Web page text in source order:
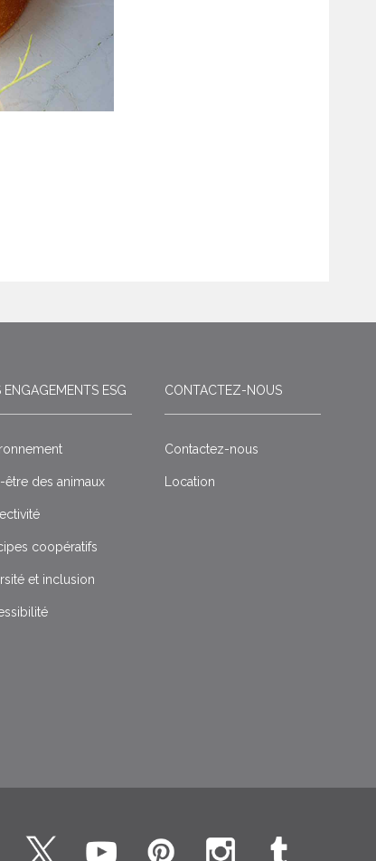
ENGAGEMENTS ESG
être des animaux
coopératifs
et inclusion
CONTACTEZ-NOUS
Contactez-nous
Location